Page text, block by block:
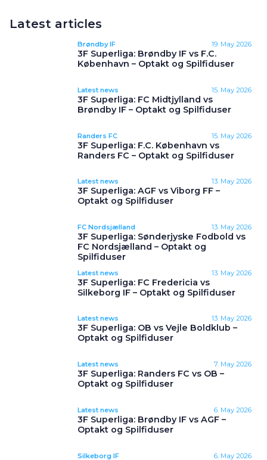
Latest articles
Brøndby IF 19. May 2026
3F Superliga: Brøndby IF vs F.C.
København – Optakt og Spilfiduser
Latest news 15. May 2026
3F Superliga: FC Midtjylland vs
Brøndby IF – Optakt og Spilfiduser
Randers FC 15. May 2026
3F Superliga: F.C. København vs
Randers FC – Optakt og Spilfiduser
Latest news 13. May 2026
3F Superliga: AGF vs Viborg FF –
Optakt og Spilfiduser
FC Nordsjælland 13. May 2026
3F Superliga: Sønderjyske Fodbold vs
FC Nordsjælland – Optakt og
Spilfiduser
Latest news 13. May 2026
3F Superliga: FC Fredericia vs
Silkeborg IF – Optakt og Spilfiduser
Latest news 13. May 2026
3F Superliga: OB vs Vejle Boldklub –
Optakt og Spilfiduser
Latest news 7. May 2026
3F Superliga: Randers FC vs OB –
Optakt og Spilfiduser
Latest news 6. May 2026
3F Superliga: Brøndby IF vs AGF –
Optakt og Spilfiduser
Silkeborg IF 6. May 2026